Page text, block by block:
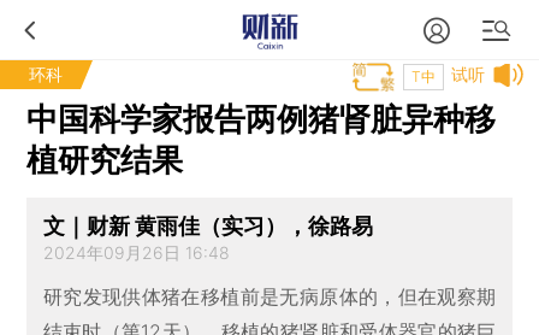
环科 试听
T中
中国科学家报告两例猪肾脏异种移
植研究结果
文｜财新 黄雨佳（实习），徐路易
2024年09月26日 16:48
研究发现供体猪在移植前是无病原体的，但在观察期